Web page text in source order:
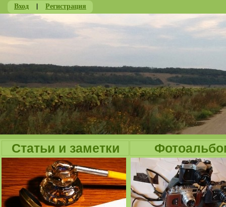
Вход | Регистрация
Статьи и заметки